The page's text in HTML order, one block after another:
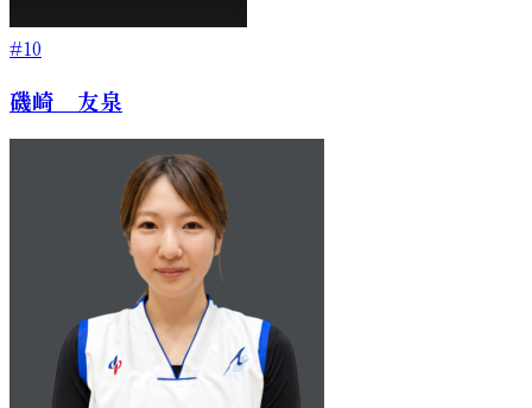
#10
磯崎 友泉